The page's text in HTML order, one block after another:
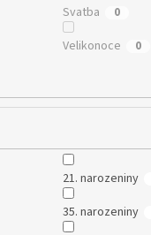
Svatba 0
Velikonoce 0
21. narozeniny
35. narozeniny